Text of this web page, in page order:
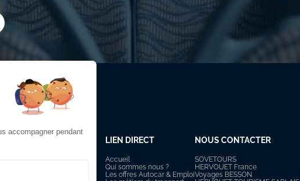
LIEN DIRECT
Accueil
Qui sommes nous ?
Les offres Autocar & Emploi
NOUS CONTACTER
SOVETOURS
HERVOUET France
Voyages BESSON